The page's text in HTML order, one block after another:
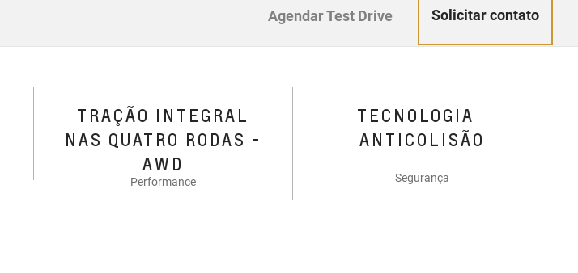
Agendar Test Drive Solicitar contato
TRAÇÃO INTEGRAL
NAS QUATRO RODAS -
AWD
Performance
TECNOLOGIA
ANTICOLISÃO
Segurança